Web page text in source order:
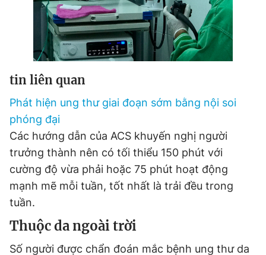
tin liên quan
Phát hiện ung thư giai đoạn sớm bằng nội soi
phóng đại
Các hướng dẫn của ACS khuyến nghị người
trưởng thành nên có tối thiểu 150 phút với
cường độ vừa phải hoặc 75 phút hoạt động
mạnh mẽ mỗi tuần, tốt nhất là trải đều trong
tuần.
Thuộc da ngoài trời
Số người được chẩn đoán mắc bệnh ung thư da